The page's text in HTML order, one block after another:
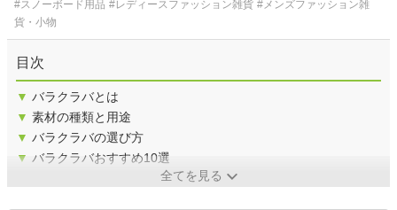
#スノーボード用品 #レディースファッション雑貨 #メンズファッション雑
貨・小物
目次
▼ バラクラバとは
▼ 素材の種類と用途
▼ バラクラバの選び方
▼ バラクラバおすすめ10選
全てを見る